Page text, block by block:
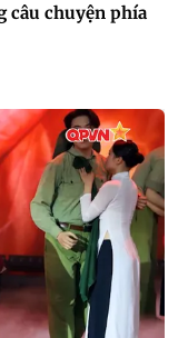
câu chuyện phía